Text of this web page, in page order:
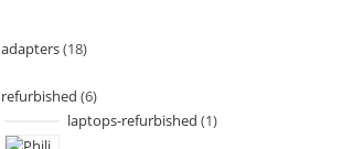
adapters 18
refurbished 6
laptops-refurbished 1